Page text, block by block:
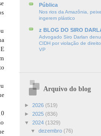
Pública
Nos rios da Amazônia,
ingerem plástico
z BLOG DO SIRO
Advogado Siro Darlan
CIDH por violação de
VP
Arquivo do blog
► 2026 (519)
► 2025 (836)
▼ 2024 (1329)
▼ dezembro (76)